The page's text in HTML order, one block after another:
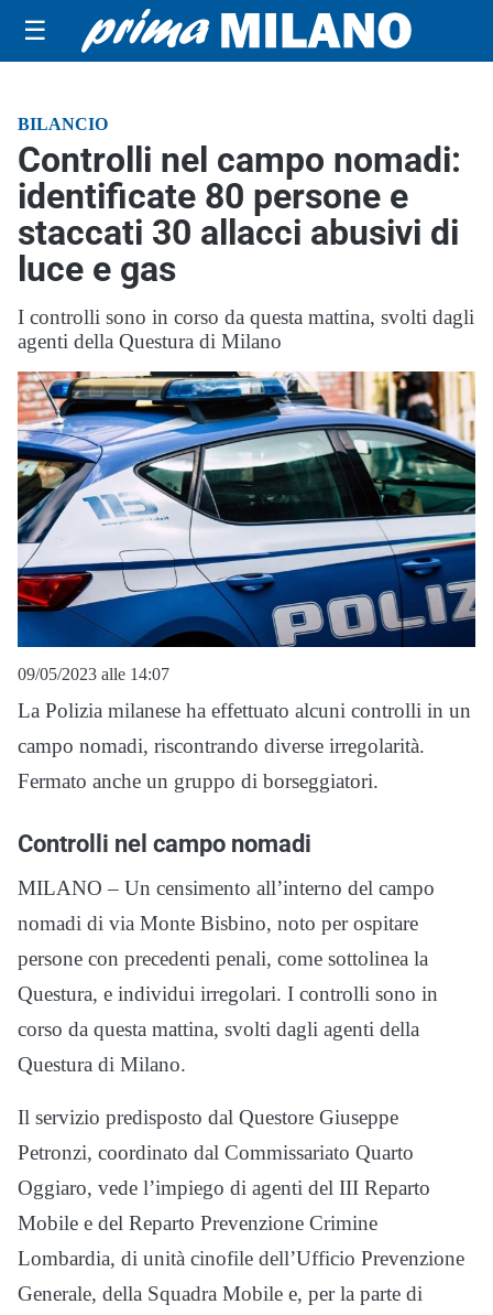
☰
BILANCIO
Controlli nel campo nomadi:
identificate 80 persone e
staccati 30 allacci abusivi di
luce e gas
I controlli sono in corso da questa mattina, svolti dagli
agenti della Questura di Milano
09/05/2023 alle 14:07
La Polizia milanese ha effettuato alcuni controlli in un
campo nomadi, riscontrando diverse irregolarità.
Fermato anche un gruppo di borseggiatori.
Controlli nel campo nomadi
MILANO – Un censimento all’interno del campo
nomadi di via Monte Bisbino, noto per ospitare
persone con precedenti penali, come sottolinea la
Questura, e individui irregolari. I controlli sono in
corso da questa mattina, svolti dagli agenti della
Questura di Milano.
Il servizio predisposto dal Questore Giuseppe
Petronzi, coordinato dal Commissariato Quarto
Oggiaro, vede l’impiego di agenti del III Reparto
Mobile e del Reparto Prevenzione Crimine
Lombardia, di unità cinofile dell’Ufficio Prevenzione
Generale, della Squadra Mobile e, per la parte di